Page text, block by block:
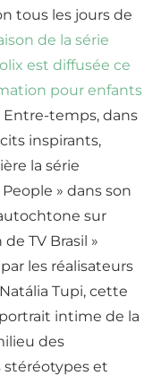
tous les jours de
de la série
est diffusée ce
pour enfants
Entre-temps, dans
inspirants,
la série
» dans son
sur
TV Brasil »
les réalisateurs
Tupi, cette
intime de la
des
et